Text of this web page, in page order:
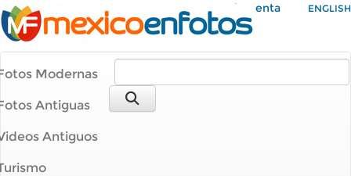
Mi Cuenta ENGLISH
Modernas
Antiguas
Antiguos